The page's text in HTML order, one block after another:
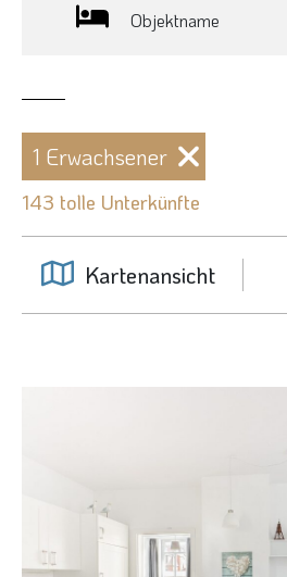
Objektname
143 tolle Unterkünfte
Kartenansicht
1 Erwachsener